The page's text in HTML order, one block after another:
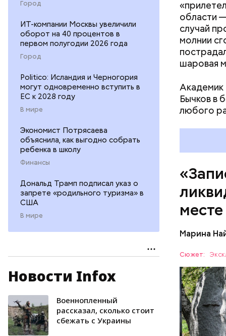
Город
ИТ-компании Москвы увеличили
оборот на 40 процентов в
первом полугодии 2026 года
Город
Politico: Исландия и Черногория
могут одновременно вступить в
ЕС к 2028 году
В мире
Экономист Потрясаева
объяснила, как выгодно собрать
ребенка в школу
Финансы
Дональд Трамп подписал указ о
запрете «родильного туризма» в
США
В мире
Новости Infox
Военнопленный
рассказал, сколько стоит
сбежать с Украины
области
случай
молнии
шаровая
Академик
Бычков в
любого
Марина
Сюжет:
Макеев в
полку
на
Сказали,
часов мы
АВАРИИ